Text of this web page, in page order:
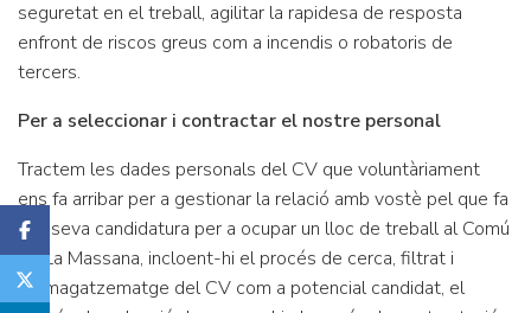
seguretat en el treball, agilitar la rapidesa de resposta
enfront de riscos greus com a incendis o robatoris de
tercers.
Per a seleccionar i contractar el nostre personal
Tractem les dades personals del CV que voluntàriament
ens fa arribar per a gestionar la relació amb vostè pel que fa
a la seva candidatura per a ocupar un lloc de treball al Comú
de La Massana, incloent-hi el procés de cerca, filtrat i
emmagatzematge del CV com a potencial candidat, el